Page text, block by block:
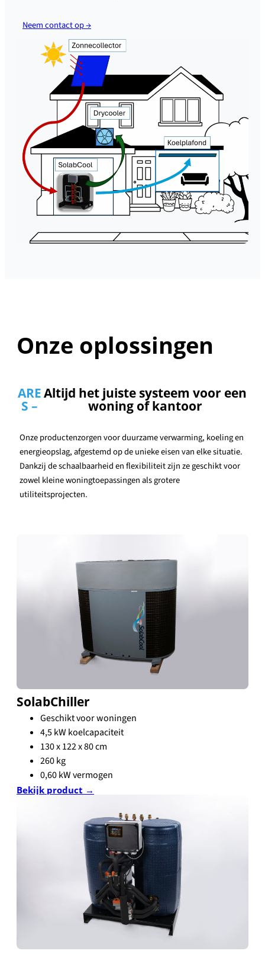
Neem contact op →
Onze oplossingen
ARE
S –
Altijd het juiste systeem voor een
woning of kantoor
Onze productenzorgen voor duurzame verwarming, koeling en
energieopslag, afgestemd op de unieke eisen van elke situatie.
Dankzij de schaalbaarheid en flexibiliteit zijn ze geschikt voor
zowel kleine woningtoepassingen als grotere
utiliteitsprojecten.
SolabChiller
Geschikt voor woningen
4,5 kW koelcapaciteit
130 x 122 x 80 cm
260 kg
0,60 kW vermogen
Bekijk product →